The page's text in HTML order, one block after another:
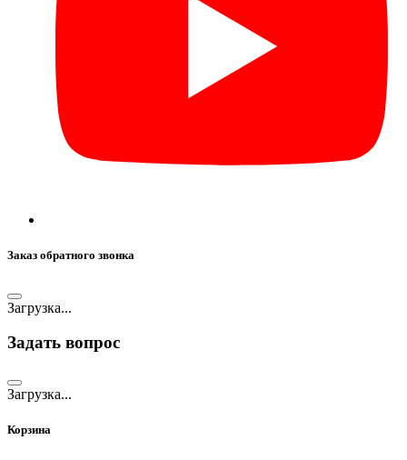
Заказ обратного звонка
Загрузка...
Задать вопрос
Загрузка...
Корзина